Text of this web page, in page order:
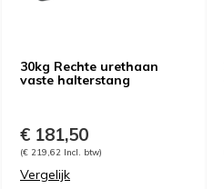
30kg Rechte urethaan
vaste halterstang
€ 181,50
(€ 219,62 Incl. btw)
Vergelijk